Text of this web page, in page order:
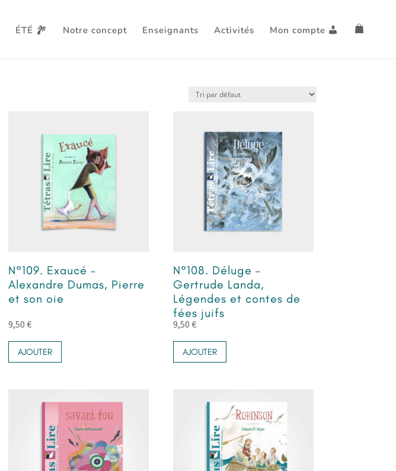
ÉTÉ Notre concept Enseignants Activités Mon compte
N°109. Exaucé –
Alexandre Dumas, Pierre
et son oie
9,50€
AJOUTER
N°108. Déluge –
Gertrude Landa,
Légendes et contes de
fées juifs
9,50€
AJOUTER